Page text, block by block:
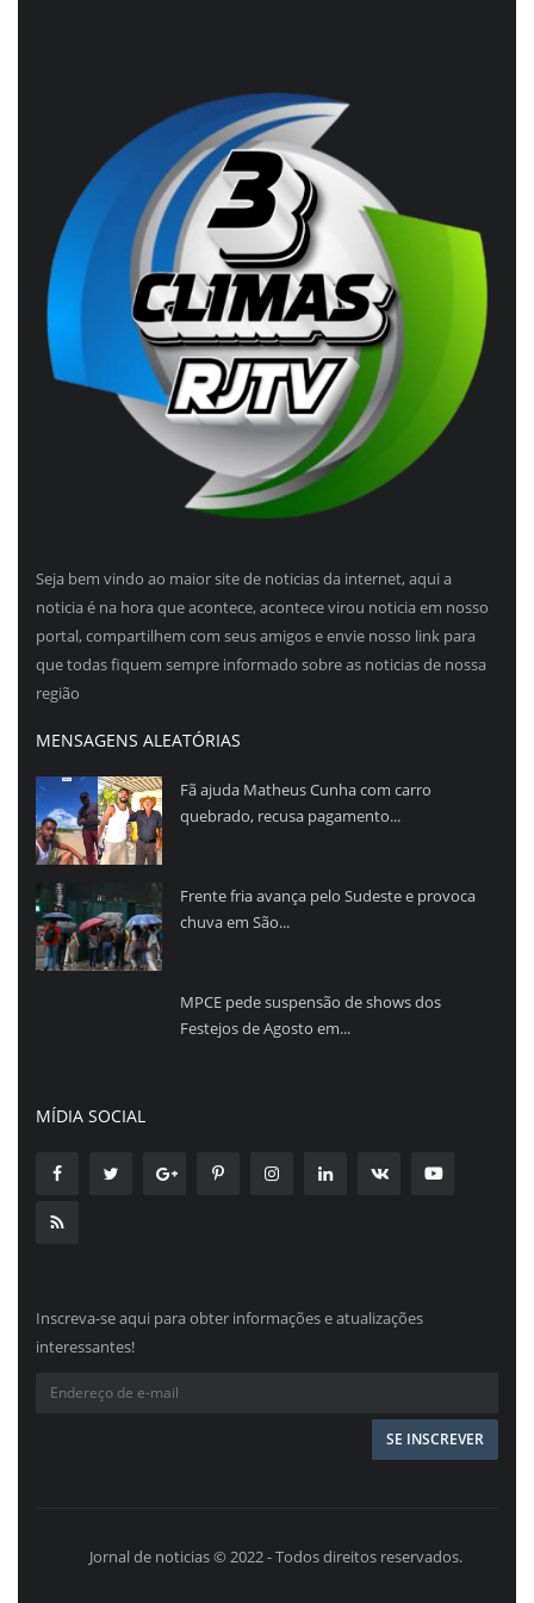
Seja bem vindo ao maior site de noticias da internet, aqui a
noticia é na hora que acontece, acontece virou noticia em nosso
portal, compartilhem com seus amigos e envie nosso link para
que todas fiquem sempre informado sobre as noticias de nossa
região
MENSAGENS ALEATÓRIAS
Fã ajuda Matheus Cunha com carro
quebrado, recusa pagamento...
Frente fria avança pelo Sudeste e provoca
chuva em São...
MPCE pede suspensão de shows dos
Festejos de Agosto em...
MÍDIA SOCIAL
Inscreva-se aqui para obter informações e atualizações
interessantes!
Jornal de noticias © 2022 - Todos direitos reservados.